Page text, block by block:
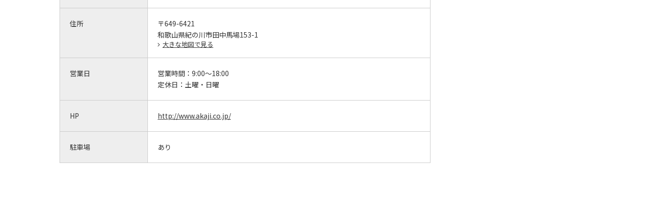
住所
〒649-6421
和歌山県紀の川市田中馬場153-1
大きな地図で見る
営業日 営業時間： 9:00～18:00
定休日： 土曜・日曜
HP http://www.akaji.co.jp/
駐車場 あり